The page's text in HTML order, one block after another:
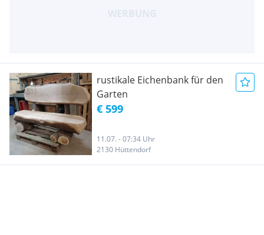
rustikale Eichenbank für den
Garten
€ 599
11.07. - 07:34 Uhr
2130 Hüttendorf